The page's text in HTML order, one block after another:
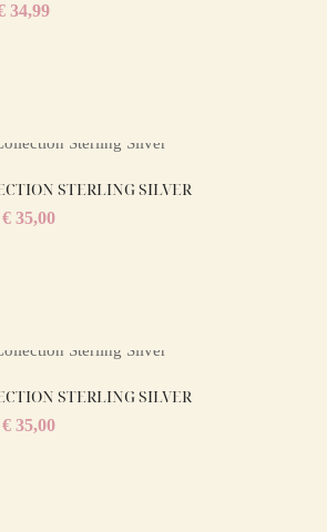
34,99
STERLING SILVER
€35,00
STERLING SILVER
€35,00